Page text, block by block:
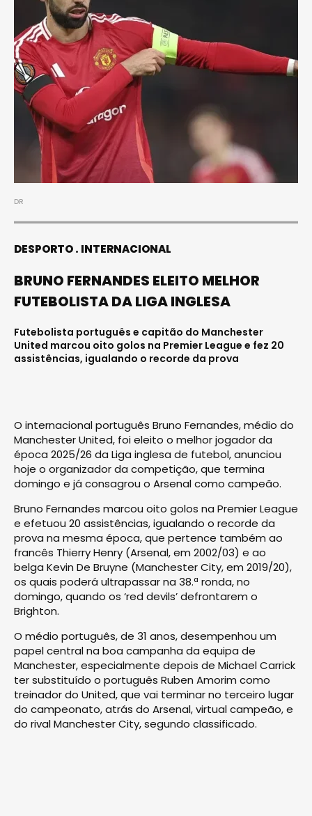
DR
DESPORTO INTERNACIONAL
BRUNO FERNANDES ELEITO MELHOR
FUTEBOLISTA DA LIGA INGLESA
Futebolista português e capitão do Manchester
United marcou oito golos na Premier League e fez 20
assistências, igualando o recorde da prova
O internacional português Bruno Fernandes, médio do
Manchester United, foi eleito o melhor jogador da
época 2025/26 da Liga inglesa de futebol, anunciou
hoje o organizador da competição, que termina
domingo e já consagrou o Arsenal como campeão.
Bruno Fernandes marcou oito golos na Premier League
e efetuou 20 assistências, igualando o recorde da
prova na mesma época, que pertence também ao
francês Thierry Henry (Arsenal, em 2002/03) e ao
belga Kevin De Bruyne (Manchester City, em 2019/20),
os quais poderá ultrapassar na 38.ª ronda, no
domingo, quando os ‘red devils’ defrontarem o
Brighton.
O médio português, de 31 anos, desempenhou um
papel central na boa campanha da equipa de
Manchester, especialmente depois de Michael Carrick
ter substituído o português Ruben Amorim como
treinador do United, que vai terminar no terceiro lugar
do campeonato, atrás do Arsenal, virtual campeão, e
do rival Manchester City, segundo classificado.